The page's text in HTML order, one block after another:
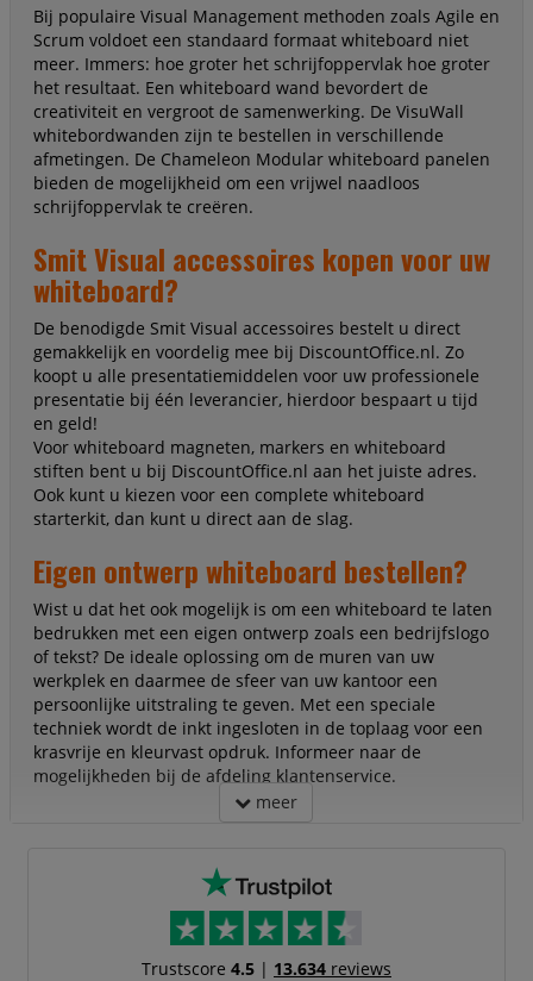
Bij populaire Visual Management methoden zoals Agile en
Scrum voldoet een standaard formaat whiteboard niet
meer. Immers: hoe groter het schrijfoppervlak hoe groter
het resultaat. Een whiteboard wand bevordert de
creativiteit en vergroot de samenwerking. De VisuWall
whitebordwanden zijn te bestellen in verschillende
afmetingen. De Chameleon Modular whiteboard panelen
bieden de mogelijkheid om een vrijwel naadloos
schrijfoppervlak te creëren.
Smit Visual accessoires kopen voor uw
whiteboard?
De benodigde Smit Visual accessoires bestelt u direct
gemakkelijk en voordelig mee bij DiscountOffice.nl. Zo
koopt u alle presentatiemiddelen voor uw professionele
presentatie bij één leverancier, hierdoor bespaart u tijd
en geld!
Voor whiteboard magneten, markers en whiteboard
stiften bent u bij DiscountOffice.nl aan het juiste adres.
Ook kunt u kiezen voor een complete whiteboard
starterkit, dan kunt u direct aan de slag.
Eigen ontwerp whiteboard bestellen?
Wist u dat het ook mogelijk is om een whiteboard te laten
bedrukken met een eigen ontwerp zoals een bedrijfslogo
of tekst? De ideale oplossing om de muren van uw
werkplek en daarmee de sfeer van uw kantoor een
persoonlijke uitstraling te geven. Met een speciale
techniek wordt de inkt ingesloten in de toplaag voor een
krasvrije en kleurvast opdruk. Informeer naar de
mogelijkheden bij de afdeling klantenservice.
meer
Trustscore 4.5| 13.634reviews